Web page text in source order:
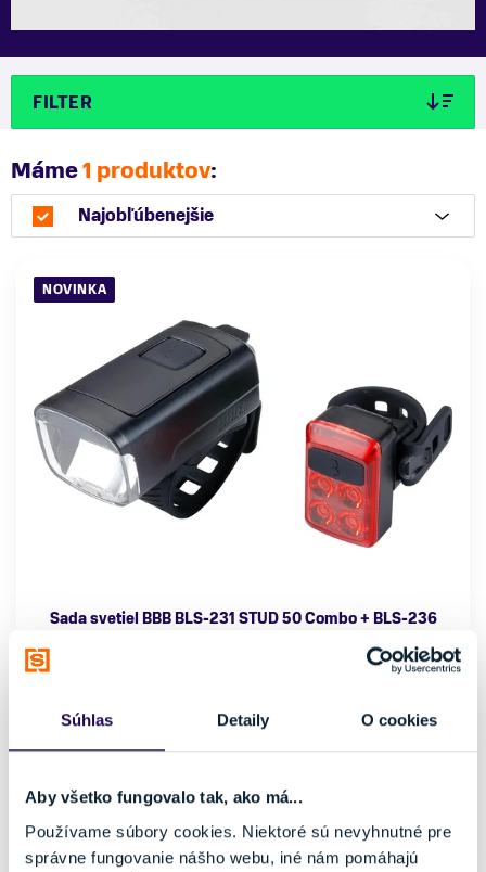
Súhlas Detaily O cookies
Aby všetko fungovalo tak, ako má...
Používame súbory cookies. Niektoré sú nevyhnutné pre
správne fungovanie nášho webu, iné nám pomáhajú
FILTER
Máme1 produktov:
Najobľúbenejšie
NOVINKA
Sada svetiel BBB BLS-231 STUD 50 Combo + BLS-236
BBB
Veľkosť
Skladom - Ihneď k odberu